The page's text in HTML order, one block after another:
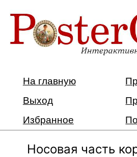
На главную
Выход
Избранное
Носовая часть